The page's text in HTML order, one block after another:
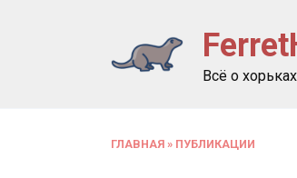
Всё о хорьках
ГЛАВНАЯ » ПУБЛИКАЦИИ